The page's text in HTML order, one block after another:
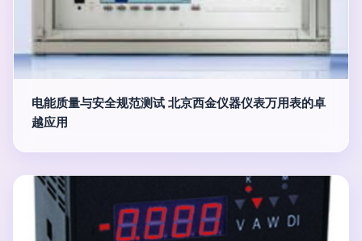
电能质量与安全规范测试 北京西金仪器仪表万用表的卓
越应用